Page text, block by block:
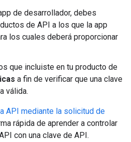
de desarrollador, debes
de API a los que la app
los cuales deberá proporcionar
que incluiste en tu producto de
a fin de verificar que una clave
válida.
API mediante la solicitud de
rápida de aprender a controlar
con una clave de API.